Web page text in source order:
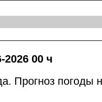
2026 00 ч
Прогноз погоды